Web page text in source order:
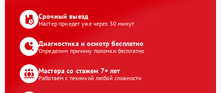
Срочный выезд
Мастер приедет уже через 30 минут
Диагностика и осмотр бесплатно
Определим причину поломки бесплатно
Мастера со стажем 7+ лет
Работаем с техникой любой сложности